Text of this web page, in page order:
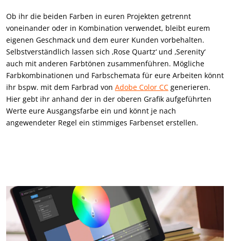
Ob ihr die beiden Farben in euren Projekten getrennt
voneinander oder in Kombination verwendet, bleibt eurem
eigenen Geschmack und dem eurer Kunden vorbehalten.
Selbstverständlich lassen sich ‚Rose Quartz‘ und ‚Serenity‘
auch mit anderen Farbtönen zusammenführen. Mögliche
Farbkombinationen und Farbschemata für eure Arbeiten könnt
ihr bspw. mit dem Farbrad von Adobe Color CC generieren.
Hier gebt ihr anhand der in der oberen Grafik aufgeführten
Werte eure Ausgangsfarbe ein und könnt je nach
angewendeter Regel ein stimmiges Farbenset erstellen.